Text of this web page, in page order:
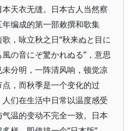
天衣无缝。日本古人当然察
编成的第一部敕撰和歌集
歌，咏立秋之日“秋来ぬと目に
の音にぞ驚かれぬる”，意思
分明，一阵清风响，顿觉凉
，而秋季是一个变化的过
们在生活中日常以温度感受
温的变动不完全一致。日本